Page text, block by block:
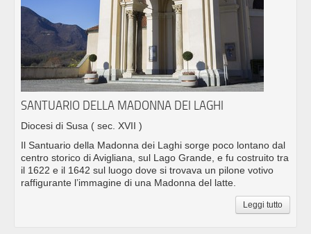
SANTUARIO DELLA MADONNA DEI LAGHI
Diocesi di Susa ( sec. XVII )
Il Santuario della Madonna dei Laghi sorge poco lontano dal
centro storico di Avigliana, sul Lago Grande, e fu costruito tra
il 1622 e il 1642 sul luogo dove si trovava un pilone votivo
raffigurante l’immagine di una Madonna del latte.
Leggi tutto